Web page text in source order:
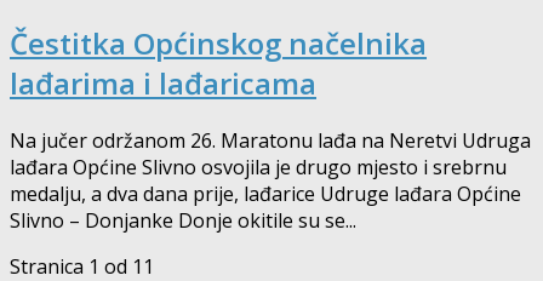
Čestitka Općinskog načelnika
lađarima i lađaricama
Na jučer održanom 26. Maratonu lađa na Neretvi Udruga
lađara Općine Slivno osvojila je drugo mjesto i srebrnu
medalju, a dva dana prije, lađarice Udruge lađara Općine
Slivno – Donjanke Donje okitile su se...
Stranica 1 od 1 1